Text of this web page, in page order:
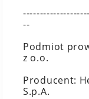
--
Podmiot
z o.o.
Producent:
S.p.A.